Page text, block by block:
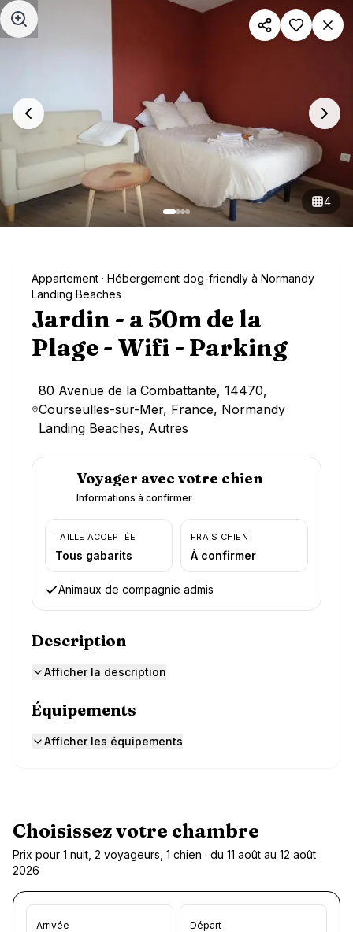
Aller au contenu principal
4
Appartement · Hébergement dog-friendly à Normandy
Landing Beaches
Jardin - a 50m de la
Plage - Wifi - Parking
80 Avenue de la Combattante, 14470,
Courseulles-sur-Mer, France, Normandy
Landing Beaches, Autres
Voyager avec votre chien
Informations à confirmer
TAILLE ACCEPTÉE
Tous gabarits
FRAIS CHIEN
À confirmer
Animaux de compagnie admis
Description
Afficher la description
Équipements
Afficher les équipements
Choisissez votre chambre
Prix pour 1 nuit, 2 voyageurs, 1 chien · du 11 août au 12 août
2026
Arrivée Départ